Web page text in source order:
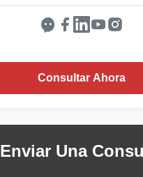
Consultar Ahora
Enviar Una